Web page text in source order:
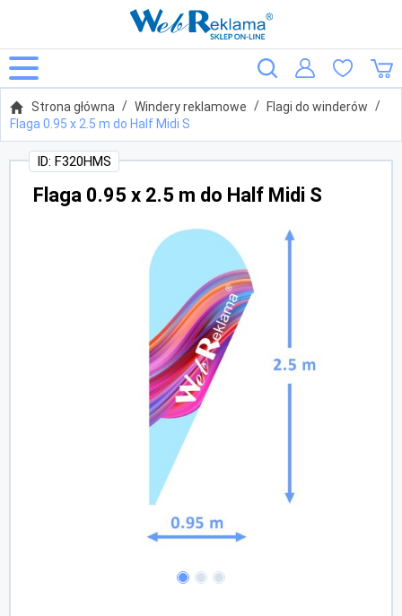
Strona główna Windery reklamowe
Flagi do winderów
Flaga 0.95 x 2.5 m do Half Midi S
Flaga 0.95 x 2.5 m do Half Midi S
ID: F320HMS